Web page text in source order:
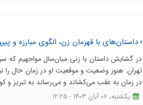
داستان‌های با قهرمان زن، الگوی مبارزه و
در گشایش داستان با زنی میان‌سال مواجهیم که
تهران. هنوز وضعیت و موقعیت او در زمان حال را
در زمان به عقب می‌کشاند و می‌رساند به تبریز و
یکشنبه، 06 آبان 1403 - 12:25